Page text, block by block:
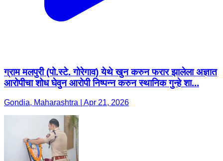
ग्राम मलपुरी (पो.स्टे. गोरेगाव) येथे खुन करुन फरार झालेला अज्ञात
आरोपीचा शोध घेवुन आरोपी निष्पन्न करुन स्थानिक गुन्हे शा...
Gondia, Maharashtra | Apr 21, 2026